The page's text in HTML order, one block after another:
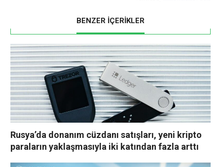
BENZER İÇERİKLER
Rusya’da donanım cüzdanı satışları, yeni kripto
paraların yaklaşmasıyla iki katından fazla arttı